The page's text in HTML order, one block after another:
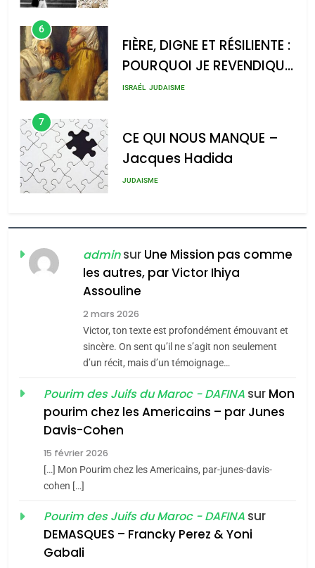
6
FIÈRE, DIGNE ET RÉSILIENTE :
POURQUOI JE REVENDIQUE
MA JUDAÏTE par Thérèse
ISRAÉL JUDAISME
7
CE QUI NOUS MANQUE –
Jacques Hadida
JUDAISME
Maroc : Les amandes de
Tafraout, le miel de Tadla
Azilal consacrés produits
du terroir
DAFINA MAROC
Oeil ravageur – Vanessa
De Loya Stauber
CINEMA ISRAÉL
«Tu dis génocide, je dis
guerre»: La nouvelle
Tout sur la Nostalgie
SOUVENIRS
adminsur Une Mission pas comme
les autres, par Victor Ihiya
Assouline
2 mars 2026
Victor, ton texte est profondément émouvant et
sincère. On sent qu’il ne s’agit non seulement
d’un récit, mais d’un témoignage…
Pourim des Juifs du Maroc - DAFINA sur Mon
pourim chez les Americains – par Junes
Davis-Cohen
15 février 2026
[…] Mon Pourim chez les Americains, par-junes-davis-
cohen […]
Pourim des Juifs du Maroc - DAFINA sur
DEMASQUES – Francky Perez & Yoni
Gabali
meurtrière selon le rapport
d’ADL contre
FIÈRE, DIGNE ET RÉSILIENTE :
MA JUDAÏTE par Thérèse
Zrihen-Dvir
ISRAÉL JUDAISME